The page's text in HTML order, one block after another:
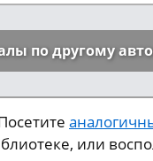
по другому
или